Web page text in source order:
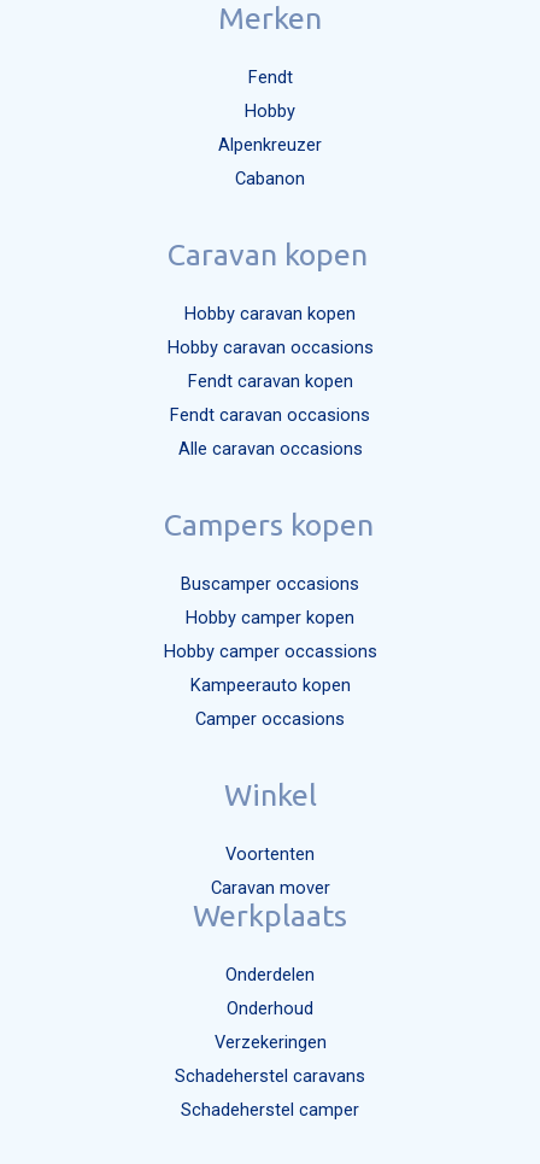
Merken
Fendt
Hobby
Alpenkreuzer
Cabanon
Caravan kopen
Hobby caravan kopen
Hobby caravan occasions
Fendt caravan kopen
Fendt caravan occasions
Alle caravan occasions
Campers kopen
Buscamper occasions
Hobby camper kopen
Hobby camper occassions
Kampeerauto kopen
Camper occasions
Winkel
Voortenten
Caravan mover
Werkplaats
Onderdelen
Onderhoud
Verzekeringen
Schadeherstel caravans
Schadeherstel camper